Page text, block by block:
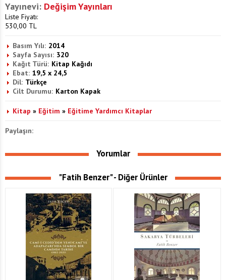
Yayınevi: Değişim Yayınları
Liste Fiyatı:
530,00 TL
Basım Yılı: 2014
Sayfa Sayısı: 320
Kağıt Türü: Kitap Kağıdı
Ebat: 19,5 x 24,5
Dil: Türkçe
Cilt Durumu: Karton Kapak
Kitap » Eğitim » Eğitime Yardımcı Kitaplar
Paylaşın:
Yorumlar
"Fatih Benzer" - Diğer Ürünler